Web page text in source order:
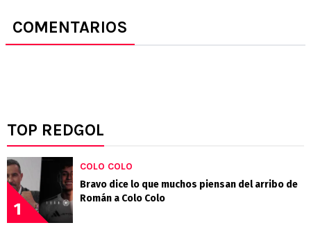
COMENTARIOS
TOP REDGOL
1
COLO COLO
Bravo dice lo que muchos piensan del arribo de
Román a Colo Colo